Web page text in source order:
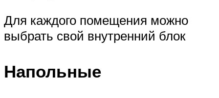
Для каждого помещения можно
выбрать свой внутренний блок
Напольные